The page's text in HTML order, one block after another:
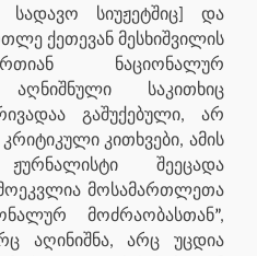
სადავო სიუჟეტშიც] და
ქეთევან მესხიშვილის
ნაციონალურ
საკითხიც
გაშუქებული, არ
კითხვები, ამის
ჟურნალისტი შეეცადა
მოსამართლეთა
მოძრაობასთან”,
აღინიშნა, არც უცდია